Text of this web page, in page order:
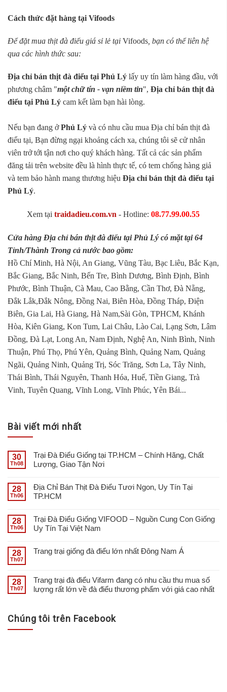
Cách thức đặt hàng tại Vifoods
Để đặt mua thịt đà điểu giá sỉ lẻ tại Vifoods , bạn có thể liên hệ
qua các hình thức sau:
Địa chỉ bán thịt đà điểu tại Phủ Lý lấy uy tín làm hàng đầu, với
phương châm "một chữ tín - vạn niềm tin", Địa chỉ bán thịt đà
điểu tại Phủ Lý cam kết làm bạn hài lòng.
Nếu bạn đang ởPhủ Lý và có nhu cầu mua Địa chỉ bán thịt đà
điểu tại, Bạn đừng ngại khoảng cách xa, chúng tôi sẽ cử nhân
viên trở tới tận nơi cho quý khách hàng. Tất cả các sản phẩm
đăng tải trên website đều là hình thực tế, có tem chống hàng giả
và tem bảo hành mang thương hiệu Địa chỉ bán thịt đà điểu tại
Phủ Lý.
Xem tại traidadieu.com.vn - Hotline: 08.77.99.00.55
Cửa hàng Địa chỉ bán thịt đà điểu tại Phủ Lý có mặt tại 64
Tỉnh/Thành Trong cả nước bao gồm:
Hồ Chí Minh, Hà Nội, An Giang, Vũng Tàu, Bạc Liêu, Bắc Kạn,
Bắc Giang, Bắc Ninh, Bến Tre, Bình Dương, Bình Định, Bình
Phước, Bình Thuận, Cà Mau, Cao Bằng, Cần Thơ, Đà Nẵng,
Đắk Lắk,Đắk Nông, Đồng Nai, Biên Hòa, Đồng Tháp, Điện
Biên, Gia Lai, Hà Giang, Hà Nam,Sài Gòn, TPHCM, Khánh
Hòa, Kiên Giang, Kon Tum, Lai Châu, Lào Cai, Lạng Sơn, Lâm
Đồng, Đà Lạt, Long An, Nam Định, Nghệ An, Ninh Bình, Ninh
Thuận, Phú Thọ, Phú Yên, Quảng Bình, Quảng Nam, Quảng
Ngãi, Quảng Ninh, Quảng Trị, Sóc Trăng, Sơn La, Tây Ninh,
Thái Bình, Thái Nguyên, Thanh Hóa, Huế, Tiền Giang, Trà
Vinh, Tuyên Quang, Vĩnh Long, Vĩnh Phúc, Yên Bái...
Bài viết mới nhất
30
Th08
Trại Đà Điểu Giống tại TP.HCM – Chính Hãng, Chất
Lượng, Giao Tận Nơi
28
Th06
Địa Chỉ Bán Thịt Đà Điểu Tươi Ngon, Uy Tín Tại
TP.HCM
28
Th06
Trại Đà Điểu Giống VIFOOD – Nguồn Cung Con Giống
Uy Tín Tại Việt Nam
28
Th07
Trang trại giống đà điểu lớn nhất Đông Nam Á
28
Th07
Trang trại đà điểu Vifarm đang có nhu cầu thu mua số
lượng rất lớn về đà điểu thương phẩm với giá cao nhất
Chúng tôi trên Facebook